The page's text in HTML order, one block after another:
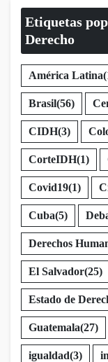
Etiquetas
Derecho
América Latina
Brasil(56)
CIDH(3)
CorteIDH(1)
Covid19(1)
Cuba(5)
Derechos
El Salvador(25)
Estado de
Guatemala(27)
igualdad(3)